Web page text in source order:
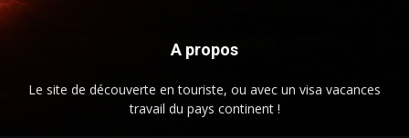
A propos
Le site de découverte en touriste, ou avec un visa vacances
travail du pays continent !